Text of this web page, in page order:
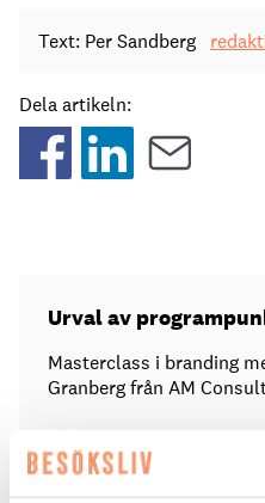
Text: Per Sandberg
Dela artikeln:
Urval av
Masterclass i branding
Granberg från AM